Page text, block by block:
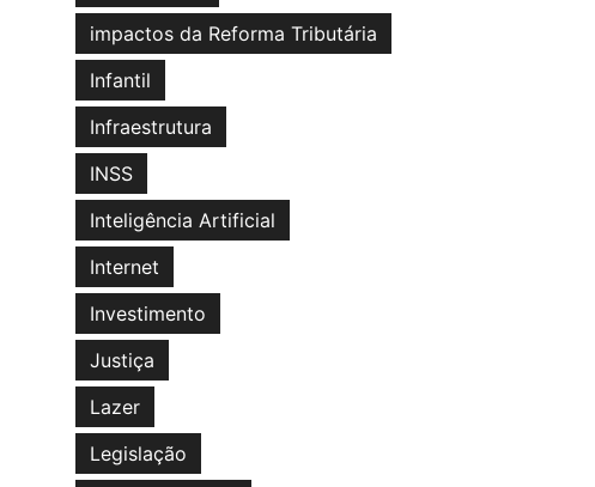
impactos da Reforma Tributária
Infantil
Infraestrutura
INSS
Inteligência Artificial
Internet
Investimento
Justiça
Lazer
Legislação